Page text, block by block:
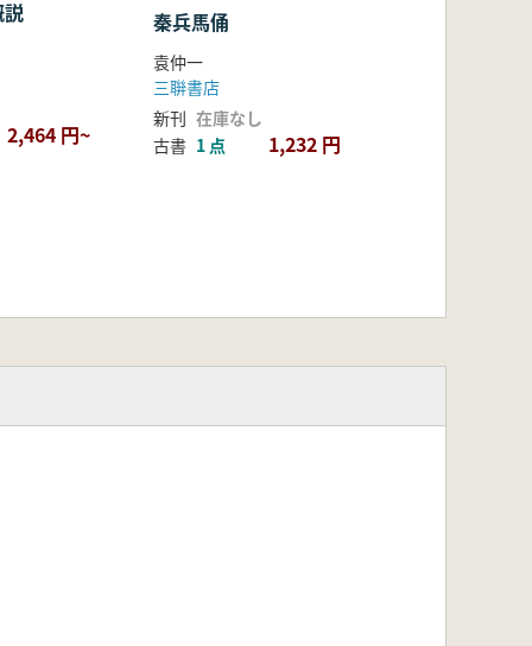
2,464 円~
秦兵馬俑
袁仲一
三聨書店
新刊 在庫なし
古書 1 点 1,232 円